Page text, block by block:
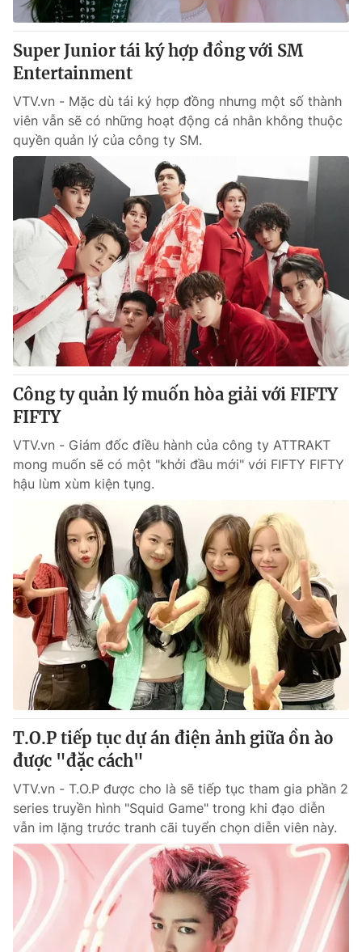
Tư vấn
Chuyên mục khác
Emagazine
Photo Infographic
Video Shorts video
VTV Money VTV Thể thao
VTV Sức khoẻ Bất động sản
Thị trường 24h Tấm lòng Việt
VTV4 Vươn mình bằng AI
VTV9
Liên hệ tòa soạn English
THỜI BÁO VTV
Theo dõi báo trên
Cơ quan chủ quản:Đài Truyền hình Việt Nam
Cơ quan báo chí:
Thời báo VTV
Giấy phép hoạt động báo in và báo điện tử số 483/GP-BTTTT
cấp ngày 29/12/2023
Tổng Biên tập:
Vũ Thanh Thủy
Phó Tổng Biên tập:
Nguyễn Trọng Ninh
Tổng đài VTV:024.38 355 931 - 024.38 355 932
Ðiện thoại Thời báo VTV:024.66 897 897
Email:
toasoan@vtv.vn
Liên hệ quảng cáo:024-7300.7108
Super Junior tái ký hợp đồng với SM
Entertainment
VTV.vn - Mặc dù tái ký hợp đồng nhưng một số thành
viên vẫn sẽ có những hoạt động cá nhân không thuộc
quyền quản lý của công ty SM.
Công ty quản lý muốn hòa giải với FIFTY
FIFTY
VTV.vn - Giám đốc điều hành của công ty ATTRAKT
mong muốn sẽ có một "khởi đầu mới" với FIFTY FIFTY
hậu lùm xùm kiện tụng.
T.O.P tiếp tục dự án điện ảnh giữa ồn ào
được "đặc cách"
VTV.vn - T.O.P được cho là sẽ tiếp tục tham gia phần 2
series truyền hình "Squid Game" trong khi đạo diễn
vẫn im lặng trước tranh cãi tuyển chọn diễn viên này.